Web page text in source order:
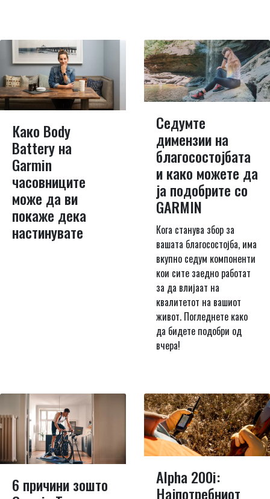
Како Body
Battery на
Garmin
часовниците
може да ви
покаже дека
настинувате
Седумте
димензии на
благосостојбата
и како можете да
ја подобрите со
GARMIN
Кога станува збор за
вашата благосостојба, има
вкупно седум компоненти
кои сите заедно работат
за да влијаат на
квалитетот на вашиот
живот. Погледнете како
да бидете подобри од
вчера!
6 причини зошто Alpha 200i:
Најпотребниот